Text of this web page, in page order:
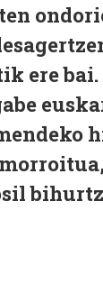
ere